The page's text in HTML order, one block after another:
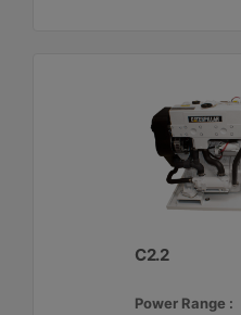
C2.2
Power Range :